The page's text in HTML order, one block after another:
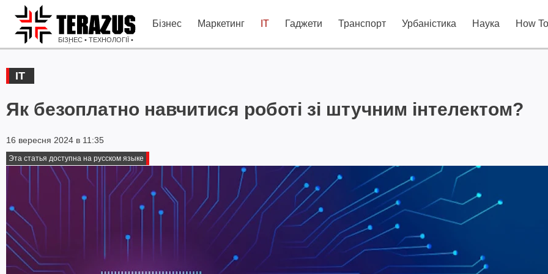
БІЗНЕС • ТЕХНОЛОГІЇ •
ІДЕЇ
Бізнес Маркетинг IT Гаджети Транспорт Урбаністика Наука How To
IT
Як безоплатно навчитися роботі зі штучним інтелектом?
16 вересня 2024 в 11:35
Эта статья доступна на русском языке